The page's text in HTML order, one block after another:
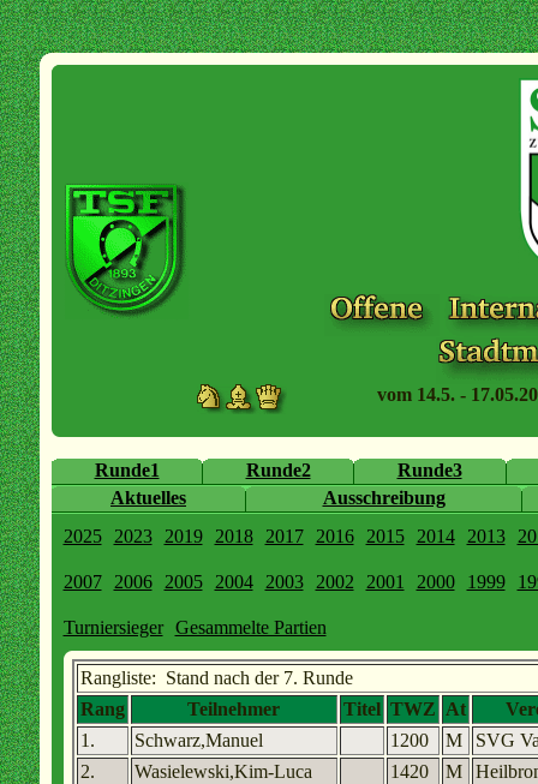
vom 14.5. -
Runde1 Runde2
Runde3
Aktuelles
Ausschreibung
2025
2023 2019 2018 2017 2016 2015 2014 2013
2007 2006 2005 2004 2003 2002 2001 2000 1999
Turniersieger Gesammelte Partien
Rangliste: Stand nach der 7. Runde
Rang
Teilnehmer Titel TWZ At
1.
Schwarz,Manuel 1200 M
SVG
2.
Wasielewski,Kim-Luca 1420 M